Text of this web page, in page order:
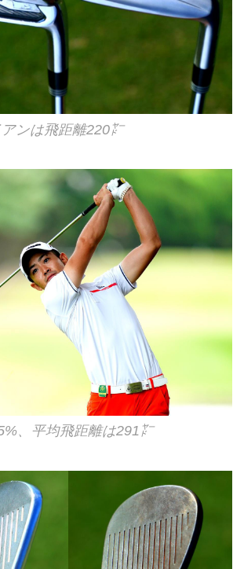
ンは飛距離220㍎
、平均飛距離は291㍎